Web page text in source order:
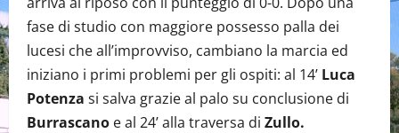
fase di studio con maggiore possesso palla dei
lucesi che all’improvviso, cambiano la marcia ed
iniziano i primi problemi per gli ospiti: al 14’ Luca
Potenza si salva grazie al palo su conclusione di
Burrascano e al 24’ alla traversa di Zullo.